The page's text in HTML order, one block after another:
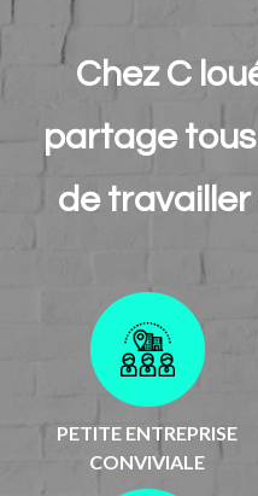
Chez C
partage
de
PETITE ENTREPRISE
CONVIVIALE